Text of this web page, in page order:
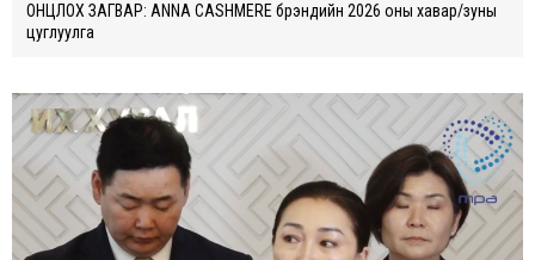
ОНЦЛОХ ЗАГВАР: ANNA CASHMERE брэндийн 2026 оны хавар/зуны
цуглуулга